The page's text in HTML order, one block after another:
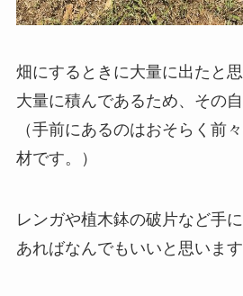
畑にするときに大量に出たと
大量に積んであるため、その
（手前にあるのはおそらく前
材です。）
レンガや植木鉢の破片など手
あればなんでもいいと思います